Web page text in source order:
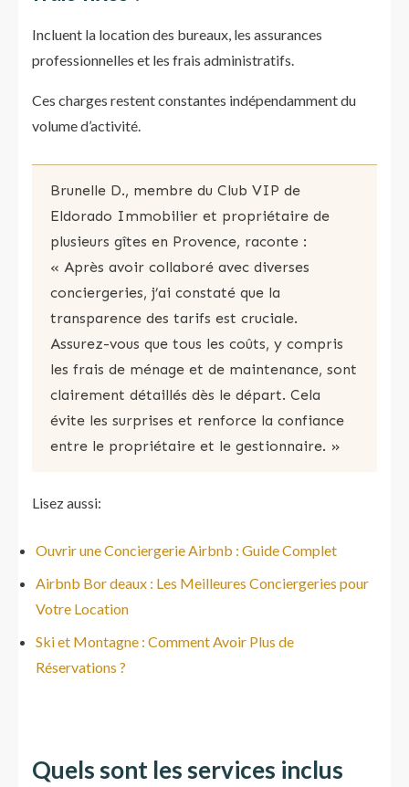
Incluent la location des bureaux, les assurances
professionnelles et les frais administratifs.
Ces charges restent constantes indépendamment du
volume d’activité.
Brunelle D., membre du Club VIP de
Eldorado Immobilier et propriétaire de
plusieurs gîtes en Provence, raconte :
« Après avoir collaboré avec diverses
conciergeries, j’ai constaté que la
transparence des tarifs est cruciale.
Assurez-vous que tous les coûts, y compris
les frais de ménage et de maintenance, sont
clairement détaillés dès le départ. Cela
évite les surprises et renforce la confiance
entre le propriétaire et le gestionnaire. »
Lisez aussi:
Ouvrir une Conciergerie Airbnb : Guide Complet
Airbnb Bor deaux : Les Meilleures Conciergeries pour
Votre Location
Ski et Montagne : Comment Avoir Plus de
Réservations ?
Quels sont les services inclus